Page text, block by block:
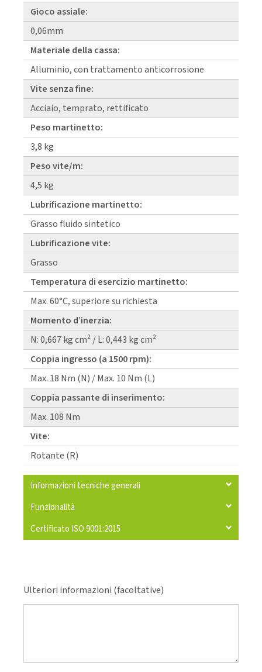
Gioco assiale:
0,06mm
Materiale della cassa:
Alluminio, con trattamento anticorrosione
Vite senza fine:
Acciaio, temprato, rettificato
Peso martinetto:
3,8 kg
Peso vite/m:
4,5 kg
Lubrificazione martinetto:
Grasso fluido sintetico
Lubrificazione vite:
Grasso
Temperatura di esercizio martinetto:
Max. 60°C, superiore su richiesta
Momento d’inerzia:
N: 0,667 kg cm² / L: 0,443 kg cm²
Coppia ingresso (a 1500 rpm):
Max. 18 Nm (N) / Max. 10 Nm (L)
Coppia passante di inserimento:
Max. 108 Nm
Vite:
Rotante (R)
Informazioni tecniche generali
Funzionalità
Certificato ISO 9001:2015
Ulteriori informazioni (facoltative)